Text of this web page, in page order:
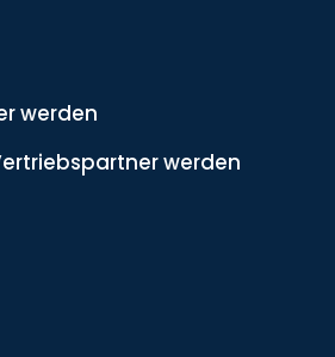
werden
werden